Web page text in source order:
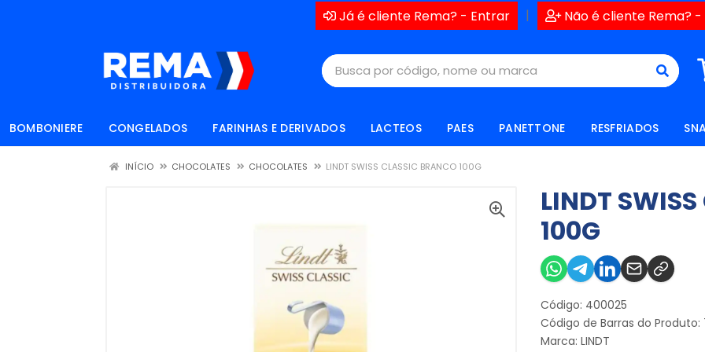
Já é cliente Rema? - Entrar | Não é cliente Rema?
BOMBONIERE CONGELADOS FARINHAS E DERIVADOS LACTEOS PAES PANETTONE RESFRIADOS
INÍCIO CHOCOLATES CHOCOLATES LINDT SWISS CLASSIC BRANCO 100G
LINDT
100G
Código: 400025
Código de Barras do Produto:
Marca: LINDT